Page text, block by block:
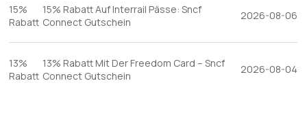
15%
Rabatt
15% Rabatt Auf Interrail Pässe: Sncf
Connect Gutschein
2026-08-06
13%
Rabatt
13% Rabatt Mit Der Freedom Card – Sncf
Connect Gutschein
2026-08-04